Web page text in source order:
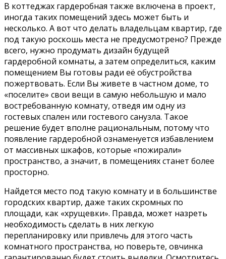
В коттеджах гардеробная также включена в проект,
иногда таких помещений здесь может быть и
несколько. А вот что делать владельцам квартир, где
под такую роскошь места не предусмотрено? Прежде
всего, нужно продумать дизайн будущей
гардеробной комнаты, а затем определиться, каким
помещением Вы готовы ради её обустройства
пожертвовать. Если Вы живете в частном доме, то
«поселите» свои вещи в самую небольшую и мало
востребованную комнату, отведя им одну из
гостевых спален или гостевого санузла. Такое
решение будет вполне рациональным, потому что
появление гардеробной ознаменуется избавлением
от массивных шкафов, которые «пожирали»
пространство, а значит, в помещениях станет более
просторно.
Найдется место под такую комнату и в большинстве
городских квартир, даже таких скромных по
площади, как «хрущевки». Правда, может назреть
необходимость сделать в них легкую
перепланировку или привлечь для этого часть
комнатного пространства, но поверьте, овчинка